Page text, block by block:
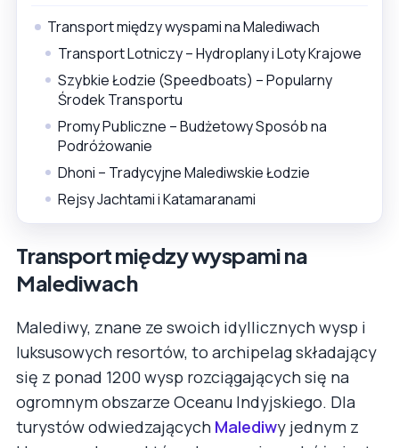
Transport między wyspami na Malediwach
Transport Lotniczy – Hydroplany i Loty Krajowe
Szybkie Łodzie (Speedboats) – Popularny
Środek Transportu
Promy Publiczne – Budżetowy Sposób na
Podróżowanie
Dhoni – Tradycyjne Malediwskie Łodzie
Rejsy Jachtami i Katamaranami
Transport między wyspami na
Malediwach
Malediwy, znane ze swoich idyllicznych wysp i
luksusowych resortów, to archipelag składający
się z ponad 1200 wysp rozciągających się na
ogromnym obszarze Oceanu Indyjskiego. Dla
turystów odwiedzających Malediwy jednym z